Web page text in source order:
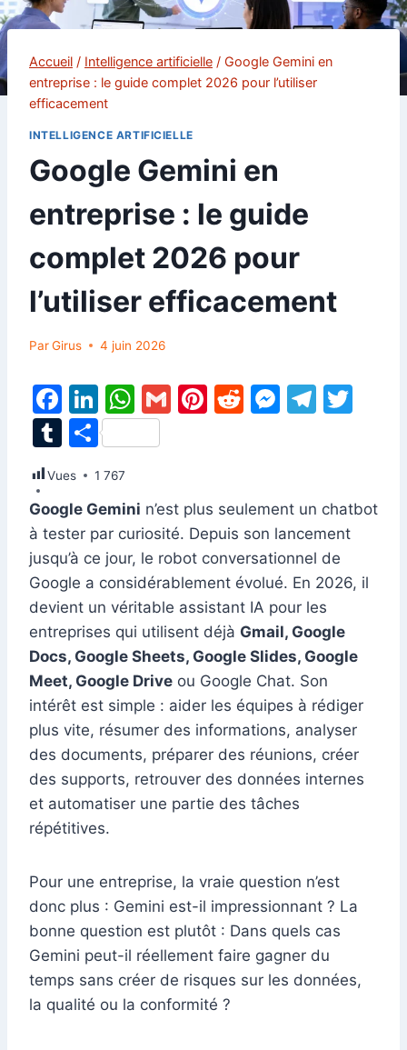
Accueil / Intelligence artificielle / Google Gemini en
entreprise : le guide complet 2026 pour l’utiliser
efficacement
INTELLIGENCE ARTIFICIELLE
Google Gemini en
entreprise : le guide
complet 2026 pour
l’utiliser efficacement
ParGirus 4 juin 2026
F
a
c
e
b
o
o
k
Li
n
k
e
dI
n
W
h
at
A
p
p
G
Pi
st
R
t
M
e
n
g
er
T
a
m
T
m
bl
r
P
ar
ta
g
er
Vues 1 767
Google Gemini n’est plus seulement un chatbot
à tester par curiosité. Depuis son lancement
jusqu’à ce jour, le robot conversationnel de
Google a considérablement évolué. En 2026, il
devient un véritable assistant IA pour les
entreprises qui utilisent déjà Gmail, Google
Docs, Google Sheets, Google Slides, Google
Meet, Google Drive ou Google Chat. Son
intérêt est simple : aider les équipes à rédiger
plus vite, résumer des informations, analyser
des documents, préparer des réunions, créer
des supports, retrouver des données internes
et automatiser une partie des tâches
répétitives.
Pour une entreprise, la vraie question n’est
donc plus : Gemini est-il impressionnant ? La
bonne question est plutôt : Dans quels cas
Gemini peut-il réellement faire gagner du
temps sans créer de risques sur les données,
la qualité ou la conformité ?